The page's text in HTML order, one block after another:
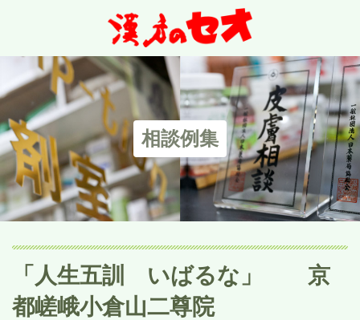
相談例集
「人生五訓 いばるな」 京
都嵯峨小倉山二尊院